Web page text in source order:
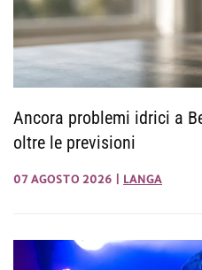
Ancora problemi idrici a
oltre le previsioni
07 AGOSTO 2026 LANGA